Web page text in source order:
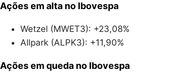
Ações em alta no Ibovespa
Wetzel (MWET3): +23,08%
Allpark (ALPK3): +11,90%
Ações em queda no Ibovespa